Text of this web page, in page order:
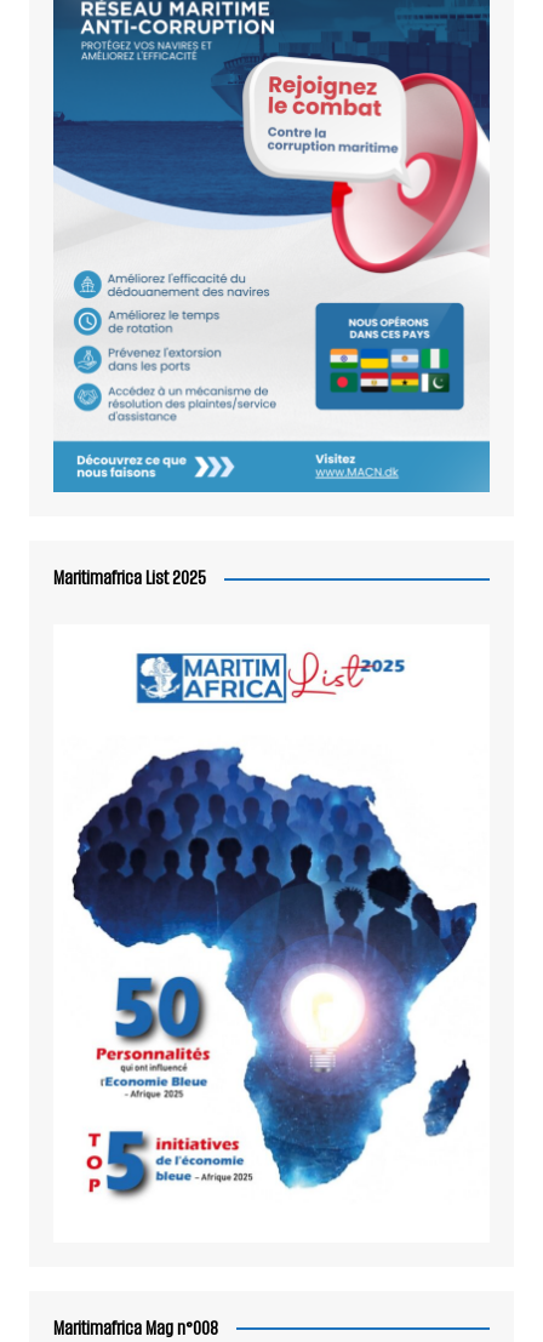
Maritimafrica List 2025
Maritimafrica Mag n°008